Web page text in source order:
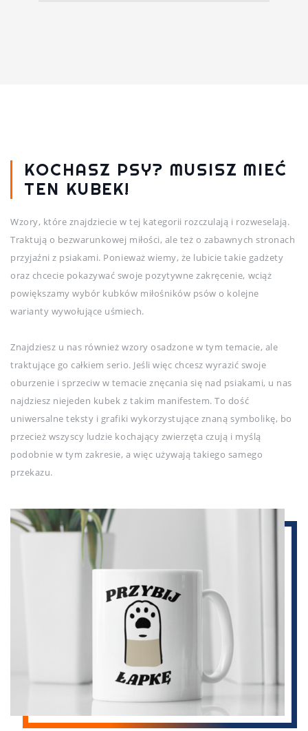
KOCHASZ PSY? MUSISZ MIEĆ
TEN KUBEK!
Wzory, które znajdziecie w tej kategorii rozczulają i rozweselają.
Traktują o bezwarunkowej miłości, ale też o zabawnych stronach
przyjaźni z psiakami. Ponieważ wiemy, że lubicie takie gadżety
oraz chcecie pokazywać swoje pozytywne zakręcenie, wciąż
powiększamy wybór kubków miłośników psów o kolejne
warianty wywołujące uśmiech.
Znajdziesz u nas również wzory osadzone w tym temacie, ale
traktujące go całkiem serio. Jeśli więc chcesz wyrazić swoje
oburzenie i sprzeciw w temacie znęcania się nad psiakami, u nas
najdziesz niejeden kubek z takim manifestem. To dość
uniwersalne teksty i grafiki wykorzystujące znaną symbolikę, bo
przecież wszyscy ludzie kochający zwierzęta czują i myślą
podobnie w tym zakresie, a więc używają takiego samego
przekazu.